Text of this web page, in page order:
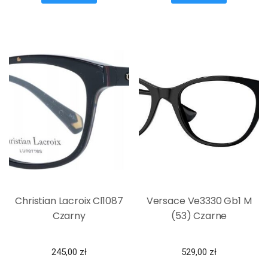
Christian Lacroix Cl1087
Czarny
245,00 zł
Versace Ve3330 Gb1 M
(53) Czarne
529,00 zł